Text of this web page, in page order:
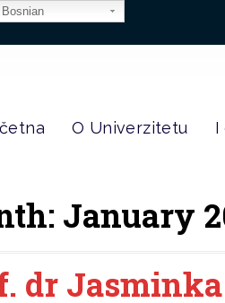
O Univerzitetu I
January
dr
Bosnian